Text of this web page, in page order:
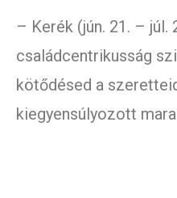
– Kerék (jún. 21. – júl.
családcentrikusság
kötődésed a
kiegyensúlyozott